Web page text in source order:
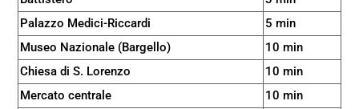
Palazzo Medici-Riccardi
5 min
Museo Nazionale (Bargello)
10 min
Chiesa di S. Lorenzo
10 min
Mercato centrale
10 min